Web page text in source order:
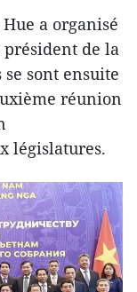
a organisé
président de la
sont ensuite
réunion
législatures.